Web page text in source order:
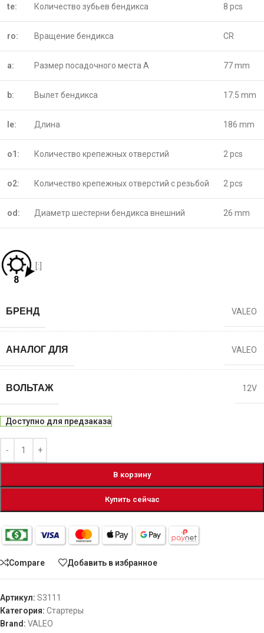
te: Количество зубьев бендикса 8 pcs
ro: Вращение бендикса CR
a: Размер посадочного места A 77 mm
b: Вылет бендикса 17.5 mm
le: Длина 186 mm
o1: Количество крепежных отверстий 2 pcs
o2: Количество крепежных отверстий с резьбой 2 pcs
od: Диаметр шестерни бендикса внешний 26 mm
[:]
БРЕНД VALEO
АНАЛОГ ДЛЯ VALEO
ВОЛЬТАЖ 12V
Доступно для предзаказа
В корзину
Купить сейчас
Compare Добавить в избранное
Артикул: S3111
Категория: Стартеры
Brand: VALEO